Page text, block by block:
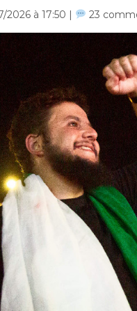
2026 à 17:50 | 23